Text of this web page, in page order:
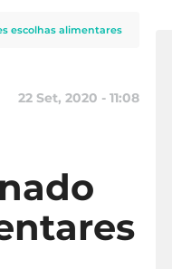
escolhas alimentares
22 Set, 2020 - 11:08